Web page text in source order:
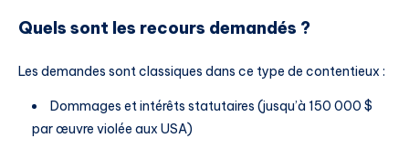
Quels sont les recours demandés ?
Les demandes sont classiques dans ce type de contentieux :
Dommages et intérêts statutaires (jusqu’à 150 000 $
par œuvre violée aux USA)